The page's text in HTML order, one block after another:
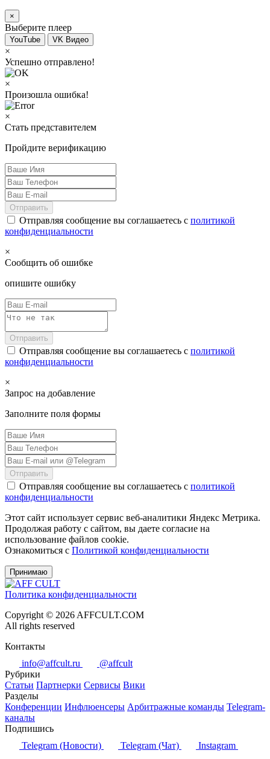
×
Выберите плеер
YouTube VK Видео
×
Успешно отправлено!
×
Произошла ошибка!
×
Стать представителем
Пройдите верификацию
Отправить
Отправляя сообщение вы соглашаетесь с политикой
конфиденциальности
×
Сообщить об ошибке
опишите ошибку
Отправить
Отправляя сообщение вы соглашаетесь с политикой
конфиденциальности
×
Запрос на добавление
Заполните поля формы
Отправить
Отправляя сообщение вы соглашаетесь с политикой
конфиденциальности
Этот сайт использует сервис веб-аналитики Яндекс Метрика.
Продолжая работу с сайтом, вы даете согласие на
использование файлов cookie.
Ознакомиться с Политикой конфиденциальности
Принимаю
Политика конфиденциальности
Copyright © 2026 AFFCULT.COM
All rights reserved
Контакты
info@affcult.ru
@affcult
Рубрики
Статьи Партнерки Сервисы Вики
Разделы
Конференции Инфлюенсеры Арбитражные команды Telegram-
каналы
Подпишись
Telegram (Новости)
Telegram (Чат)
Instagram